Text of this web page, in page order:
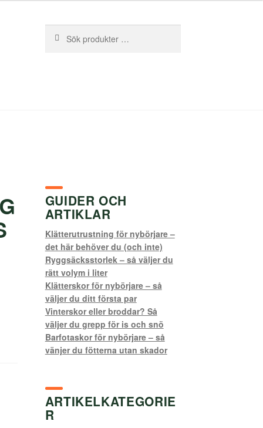
efter:
GUIDER OCH
ARTIKLAR
Klätterutrustning för nybörjare –
det här behöver du (och inte)
Ryggsäcksstorlek – så väljer du
rätt volym i liter
Klätterskor för nybörjare – så
väljer du ditt första par
Vinterskor eller broddar? Så
väljer du grepp för is och snö
Barfotaskor för nybörjare – så
vänjer du fötterna utan skador
ARTIKELKATEGORIE
R